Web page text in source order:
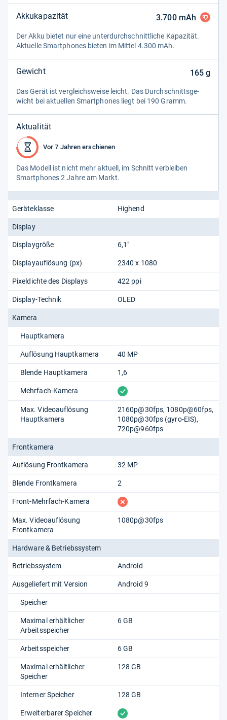
Akkukapazität 3.700mAh
Der Akku bie­tet nur eine unter­durch­schnitt­li­che Kapa­zi­tät.
Aktu­elle Smart­pho­nes bie­ten im Mit­tel 4.300 mAh.
Gewicht 165g
Das Gerät ist ver­gleichs­weise leicht. Das Durch­schnitts­ge­
wicht bei aktu­el­len Smart­pho­nes liegt bei 190 Gramm.
Aktualität
Vor 7 Jahren erschienen
Das Modell ist nicht mehr aktu­ell, im Schnitt ver­blei­ben
Smart­pho­nes 2 Jahre am Markt.
Geräteklasse Highend
Display
Displaygröße 6,1"
Displayauflösung (px) 2340 x 1080
Pixeldichte des Displays 422 ppi
Display-Technik OLED
Kamera
Hauptkamera
Auflösung Hauptkamera 40 MP
Blende Hauptkamera 1,6
Mehrfach-Kamera vorhanden
Max. Videoauflösung
Hauptkamera
2160p@30fps, 1080p@60fps,
1080p@30fps (gyro-EIS),
720p@960fps
Frontkamera
Auflösung Frontkamera 32 MP
Blende Frontkamera 2
Front-Mehrfach-Kamera fehlt
Max. Videoauflösung
Frontkamera
1080p@30fps
Hardware & Betriebssystem
Betriebssystem Android
Ausgeliefert mit Version Android 9
Speicher
Maximal erhältlicher
Arbeitsspeicher
6 GB
Arbeitsspeicher 6 GB
Maximal erhältlicher
Speicher
128 GB
Interner Speicher 128 GB
Erweiterbarer Speicher vorhanden